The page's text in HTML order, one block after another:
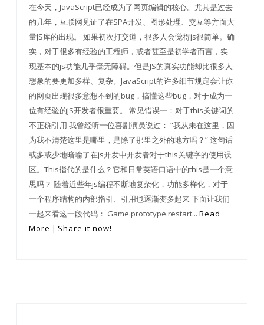
在今天，JavaScript已经成为了网页编辑的核心。尤其是过去
的几年，互联网见证了在SPA开发、图形处理、交互等方面大
量JS库的出现。 如果初次打交道，很多人会觉得js很简单。确
实，对于很多有经验的工程师，或者甚至是初学者而言，实
现基本的js功能几乎毫无障碍。但是JS的真实功能却比很多人
想象的要更加多样、复杂。JavaScript的许多细节规定会让你
的网页出现很多意想不到的bug，搞懂这些bug，对于成为一
位有经验的JS开发者很重要。 常见错误一：对于this关键词的
不正确引用 我曾经听一位喜剧演员说过： “我从未在这里，因
为我不清楚这里是哪里，是除了那里之外的地方吗？” 这句话
或多或少地暗喻了在js开发中开发者对于this关键字的使用误
区。This指代的是什么？它和日常英语口语中的this是一个意
思吗？ 随着近些年js编程不断地复杂化，功能多样化，对于
一个程序结构的内部指引、引用也逐渐变多起来 下面让我们
一起来看这一段代码： Game.prototype.restart... Read
More | Share it now!